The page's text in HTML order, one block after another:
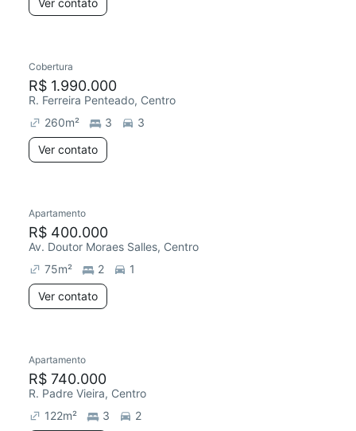
Ver contato
Cobertura
R$ 1.990.000
R. Ferreira Penteado, Centro
260m² 3
3
Ver contato
Apartamento
R$ 400.000
Av. Doutor Moraes Salles, Centro
75m² 2
1
Ver contato
Apartamento
R$ 740.000
R. Padre Vieira, Centro
122m² 3
2